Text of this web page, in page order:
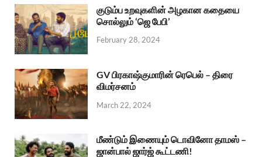
குடும்ப உறவுகளின் அழகான கதையை
சொல்லும் ‘ஜெ பேபி’
February 28, 2024
GV பிரகாஷ்குமாரின் ரெபெல் – திரை
விமர்சனம்
March 22, 2024
மீண்டும் இணையும் டொவினோ தாமஸ் –
ஜான்பால் ஜார்ஜ் கூட்டணி!